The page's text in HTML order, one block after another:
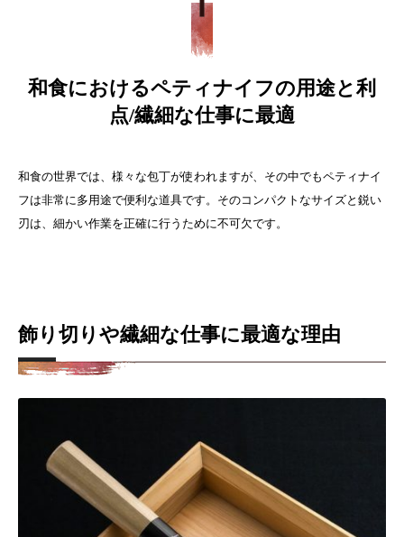
和食におけるペティナイフの用途と利
点/繊細な仕事に最適
和食の世界では、様々な包丁が使われますが、その中でもペティナイ
フは非常に多用途で便利な道具です。そのコンパクトなサイズと鋭い
刃は、細かい作業を正確に行うために不可欠です。
飾り切りや繊細な仕事に最適な理由